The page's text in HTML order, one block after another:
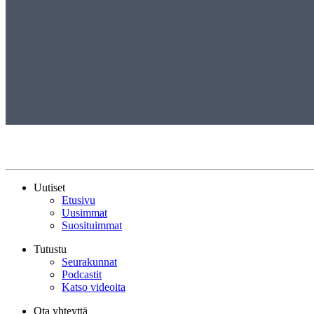
Uutiset
Etusivu
Uusimmat
Suosituimmat
Tutustu
Seurakunnat
Podcastit
Katso videoita
Ota yhteyttä